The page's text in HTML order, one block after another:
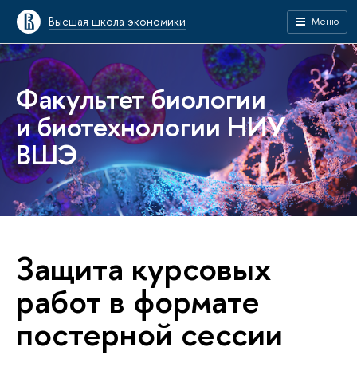
Высшая школа экономики Меню
Факультет биологии
и биотехнологии НИУ
ВШЭ
Защита курсовых
работ в формате
постерной сессии